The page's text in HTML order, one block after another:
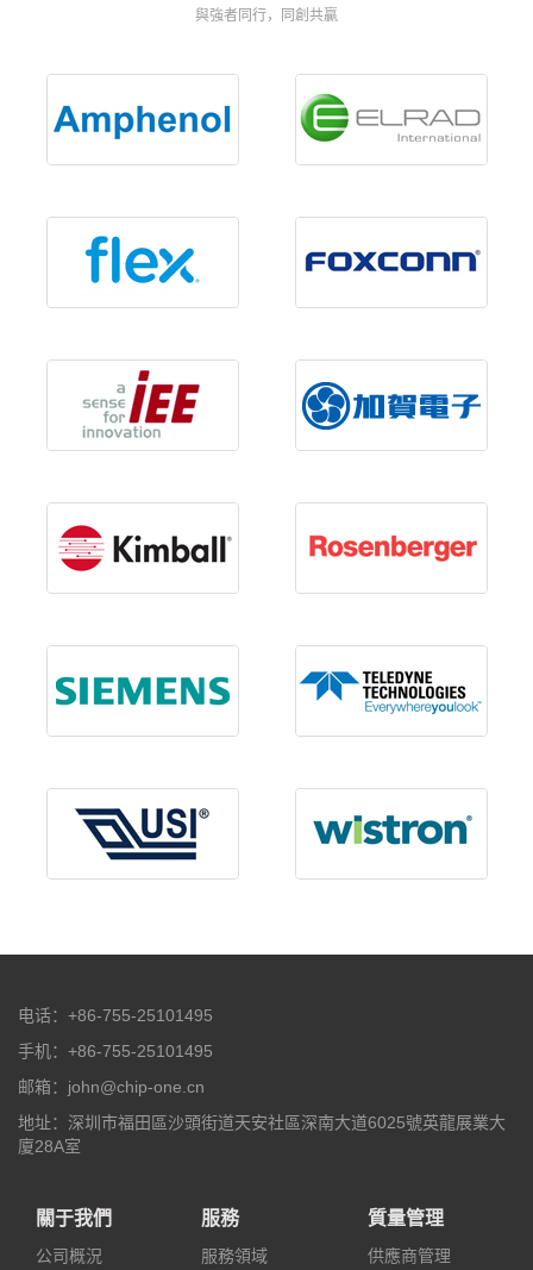
與強者同行，同創共贏
电话：+86-755-25101495
手机：+86-755-25101495
邮箱：john@chip-one.cn
地址：深圳市福田區沙頭街道天安社區深南大道6025號英龍展業大
廈28A室
關于我們
公司概況
服務
服務領域
質量管理
供應商管理